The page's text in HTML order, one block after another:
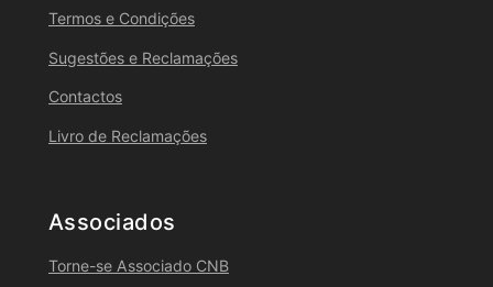
Termos e Condições
Sugestões e Reclamações
Contactos
Livro de Reclamações
Associados
Torne-se Associado CNB